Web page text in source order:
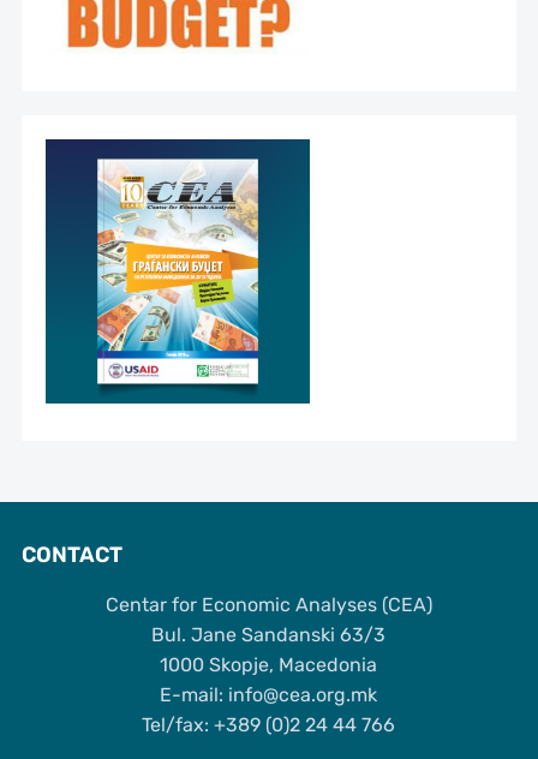
CONTACT
Centar for Economic Analyses (CEA)
Bul. Jane Sandanski 63/3
1000 Skopje, Macedonia
Е-mail: info@cea.org.mk
Tel/fax: +389 (0)2 24 44 766